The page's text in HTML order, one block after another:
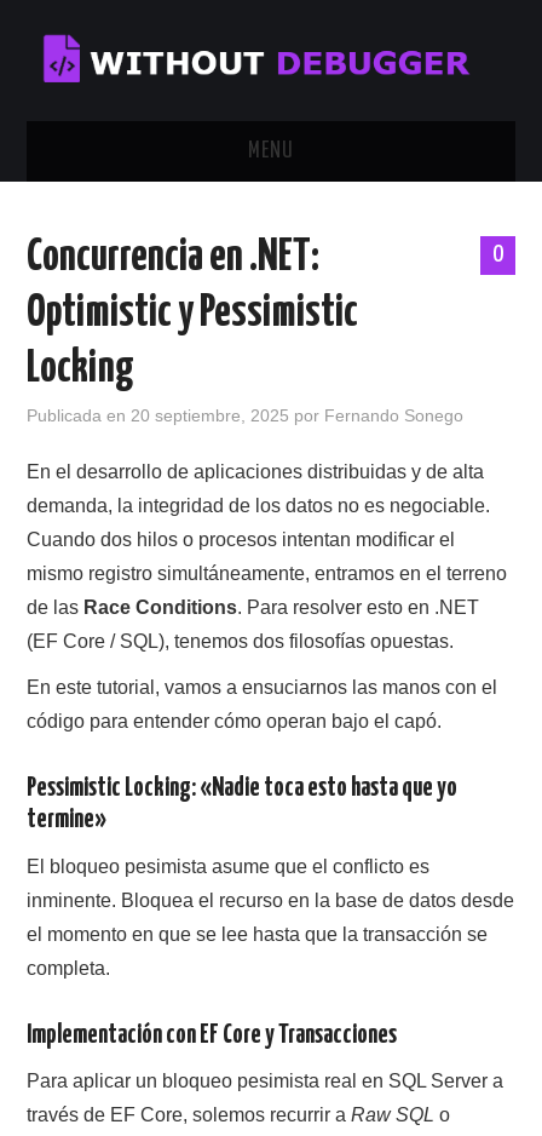
MENU
TUTORIALES
CALENDAR
CONTÁCTAME
SOBRE MÍ
0
Concurrencia en .NET:
Optimistic y Pessimistic
Locking
Publicada en20 septiembre, 2025 por Fernando Sonego
En el desarrollo de aplicaciones distribuidas y de alta
demanda, la integridad de los datos no es negociable.
Cuando dos hilos o procesos intentan modificar el
mismo registro simultáneamente, entramos en el terreno
de las Race Conditions. Para resolver esto en .NET
(EF Core / SQL), tenemos dos filosofías opuestas.
En este tutorial, vamos a ensuciarnos las manos con el
código para entender cómo operan bajo el capó.
Pessimistic Locking: «Nadie toca esto hasta que yo
termine»
El bloqueo pesimista asume que el conflicto es
inminente. Bloquea el recurso en la base de datos desde
el momento en que se lee hasta que la transacción se
completa.
Implementación con EF Core y Transacciones
Para aplicar un bloqueo pesimista real en SQL Server a
través de EF Core, solemos recurrir aRaw SQL o